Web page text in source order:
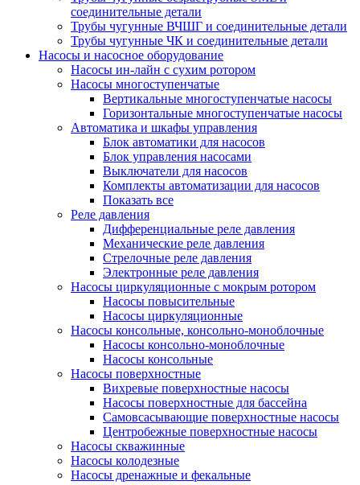
соединительные детали
Трубы чугунные ВЧШГ и соединительные детали
Трубы чугунные ЧК и соединительные детали
Насосы и насосное оборудование
Насосы ин-лайн с сухим ротором
Насосы многоступенчатые
Вертикальные многоступенчатые насосы
Горизонтальные многоступенчатые насосы
Автоматика и шкафы управления
Блок автоматики для насосов
Блок управления насосами
Выключатели для насосов
Комплекты автоматизации для насосов
Показать все
Реле давления
Дифференциальные реле давления
Механические реле давления
Стрелочные реле давления
Электронные реле давления
Насосы циркуляционные с мокрым ротором
Насосы повысительные
Насосы циркуляционные
Насосы консольные, консольно-моноблочные
Насосы консольно-моноблочные
Насосы консольные
Насосы поверхностные
Вихревые поверхностные насосы
Насосы поверхностные для бассейна
Самовсасывающие поверхностные насосы
Центробежные поверхностные насосы
Насосы скважинные
Насосы колодезные
Насосы дренажные и фекальные